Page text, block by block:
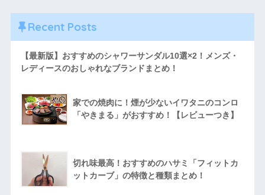
Recent Posts
【最新版】おすすめのシャワーサンダル10選×2！メンズ・
レディースのおしゃれなブランドまとめ！
家での焼肉に！煙が少ないイワタニのコンロ
「やきまる」がおすすめ！【レビューつき】
切れ味最高！おすすめのハサミ「フィットカ
ットカーブ」の特徴と種類まとめ！